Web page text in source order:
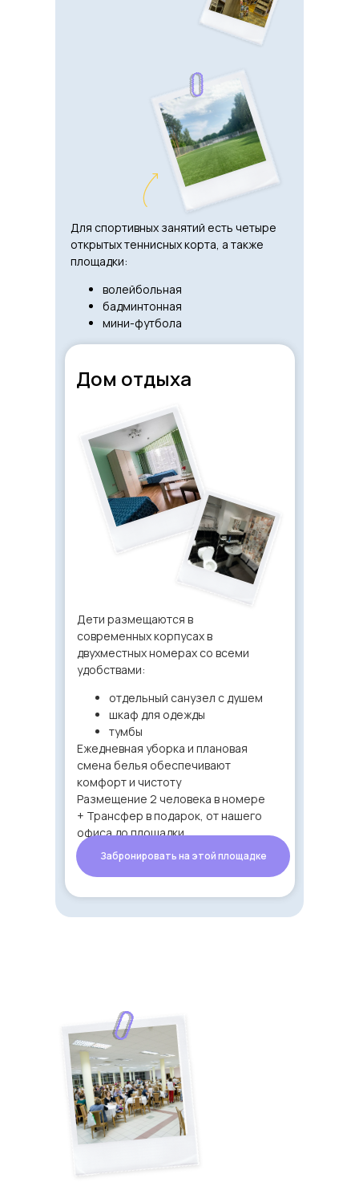
Для спортивных занятий есть четыре
открытых теннисных корта, а также
площадки:
волейбольная
бадминтонная
мини-футбола
Дети размещаются в
современных корпусах в
двухместных номерах со всеми
удобствами:
отдельный санузел с душем
шкаф для одежды
тумбы
Ежедневная уборка и плановая
смена белья обеспечивают
комфорт и чистоту
Размещение 2 человека в номере
+ Трансфер в подарок, от нашего
офиса до площадки
Забронировать на этой площадке
Дом отдыха